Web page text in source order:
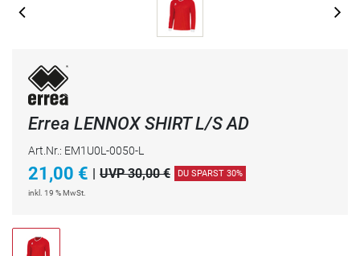
Errea LENNOX SHIRT L/S AD
Art.Nr.: EM1U0L-0050-L
21,00 € | UVP 30,00 € DU SPARST 30%
inkl. 19 % MwSt.